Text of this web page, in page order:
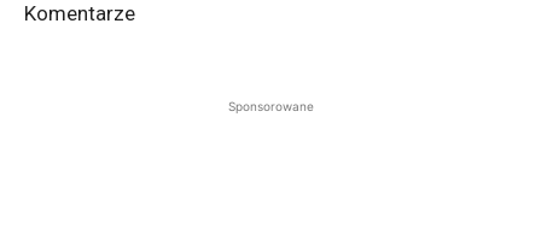
Komentarze
Sponsorowane